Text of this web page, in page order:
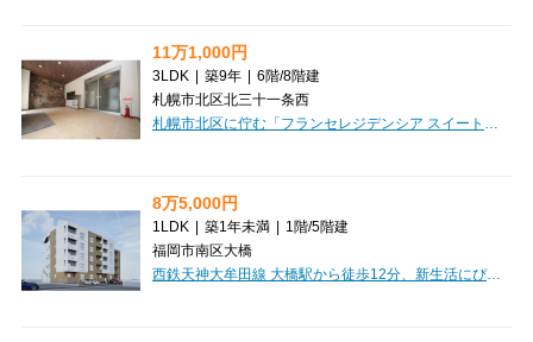
11万1,000円
3LDK | 築9年 | 6階/8階建
札幌市北区北三十一条西
8万5,000円
1LDK | 築1年未満 | 1階/5階建
福岡市南区大橋
西鉄天神大牟田線 大橋駅から徒歩12分、新生活にぴったりの「LUXCAS大橋」をご紹介します。現在建築中のため、2026年8月の完成が今から待ち遠しいですね。周辺にはコンビニへ徒歩2分、スーパーへ徒歩5分、ドラッグストアへ徒歩6分と、日々の暮らしに便利な施設が徒歩圏内に充実しています。広々31.2㎡の1LDKは、お一人暮らしはもちろん、お二人での新生活にもおすすめです。最大の魅力は、家具・家電付きで初期費用を抑えながら、すぐに快適な生活を始められること！オートロックやモニタ付インターホン、宅配BOXで安心と便利さを両立。ウォークインクローゼットや室内洗濯機置場、カウンターキッチン、バス・トイレ別、浴室乾燥機、追い焚き機能など、嬉しい設備が満載です。お子様の通学にも安心な小学校・中学校が徒歩圏内なのも嬉しいポイント。新しい毎日を始めるのに最適なこのお部屋で、理想の暮らしを実現しませんか？